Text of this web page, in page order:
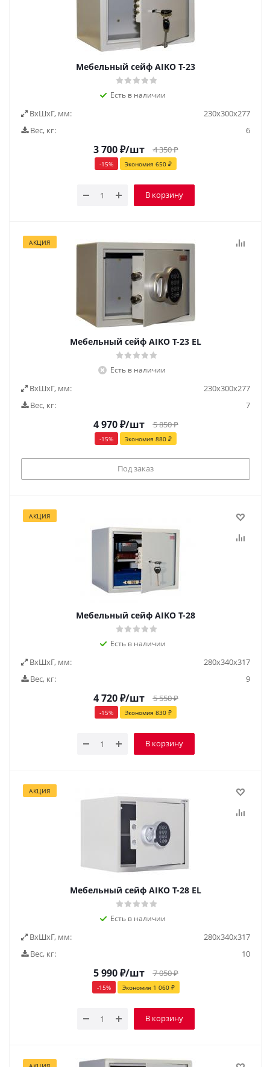
Мебельный сейф AIKO Т-23
Есть в наличии
ВxШxГ, мм:
230х300х277
Вес, кг:
6
3 700₽/шт 4 350₽
-15% Экономия 650 ₽
В корзину
АКЦИЯ
Мебельный сейф AIKO Т-23 EL
Есть в наличии
ВxШxГ, мм:
230х300х277
Вес, кг:
7
4 970₽/шт 5 850₽
-15% Экономия 880 ₽
Под заказ
АКЦИЯ
Мебельный сейф AIKO Т-28
Есть в наличии
ВxШxГ, мм:
280х340х317
Вес, кг:
9
4 720₽/шт 5 550₽
-15% Экономия 830 ₽
В корзину
АКЦИЯ
Мебельный сейф AIKO Т-28 EL
Есть в наличии
ВxШxГ, мм:
280х340х317
Вес, кг:
10
5 990₽/шт 7 050₽
-15% Экономия 1 060₽
В корзину